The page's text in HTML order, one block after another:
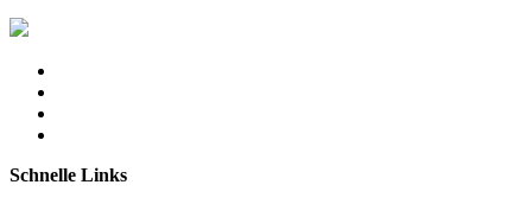
Schnelle Links